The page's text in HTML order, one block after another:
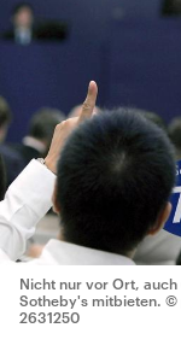
Nicht nur vor Ort,
Sotheby's mitbieten. ©
2631250